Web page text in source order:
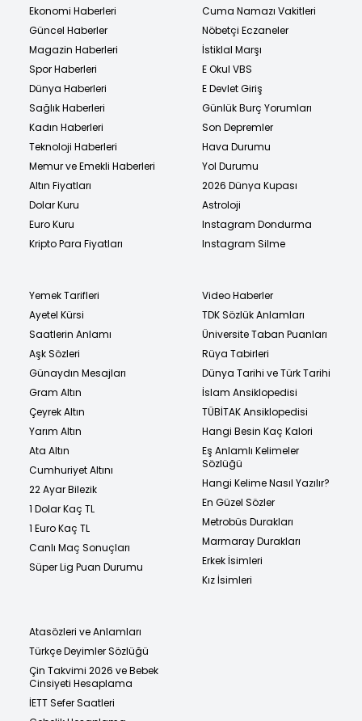
Ekonomi Haberleri
Güncel Haberler
Magazin Haberleri
Spor Haberleri
Dünya Haberleri
Sağlık Haberleri
Kadın Haberleri
Teknoloji Haberleri
Memur ve Emekli Haberleri
Altın Fiyatları
Dolar Kuru
Euro Kuru
Kripto Para Fiyatları
Cuma Namazı Vakitleri
Nöbetçi Eczaneler
İstiklal Marşı
E Okul VBS
E Devlet Giriş
Günlük Burç Yorumları
Son Depremler
Hava Durumu
Yol Durumu
2026 Dünya Kupası
Astroloji
Instagram Dondurma
Instagram Silme
Yemek Tarifleri
Ayetel Kürsi
Saatlerin Anlamı
Aşk Sözleri
Günaydın Mesajları
Gram Altın
Çeyrek Altın
Yarım Altın
Ata Altın
Cumhuriyet Altını
22 Ayar Bilezik
1 Dolar Kaç TL
1 Euro Kaç TL
Canlı Maç Sonuçları
Süper Lig Puan Durumu
Video Haberler
TDK Sözlük Anlamları
Üniversite Taban Puanları
Rüya Tabirleri
Dünya Tarihi ve Türk Tarihi
İslam Ansiklopedisi
TÜBİTAK Ansiklopedisi
Hangi Besin Kaç Kalori
Eş Anlamlı Kelimeler
Sözlüğü
Hangi Kelime Nasıl Yazılır?
En Güzel Sözler
Metrobüs Durakları
Marmaray Durakları
Erkek İsimleri
Kız İsimleri
Atasözleri ve Anlamları
Türkçe Deyimler Sözlüğü
Çin Takvimi 2026 ve Bebek
Cinsiyeti Hesaplama
İETT Sefer Saatleri